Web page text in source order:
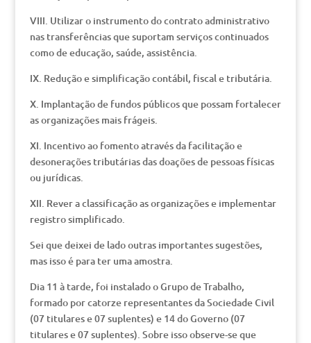
VIII. Utilizar o instrumento do contrato administrativo
nas transferências que suportam serviços continuados
como de educação, saúde, assistência.
IX. Redução e simplificação contábil, fiscal e tributária.
X. Implantação de fundos públicos que possam fortalecer
as organizações mais frágeis.
XI. Incentivo ao fomento através da facilitação e
desonerações tributárias das doações de pessoas físicas
ou jurídicas.
XII. Rever a classificação as organizações e implementar
registro simplificado.
Sei que deixei de lado outras importantes sugestões,
mas isso é para ter uma amostra.
Dia 11 à tarde, foi instalado o Grupo de Trabalho,
formado por catorze representantes da Sociedade Civil
(07 titulares e 07 suplentes) e 14 do Governo (07
titulares e 07 suplentes). Sobre isso observe-se que